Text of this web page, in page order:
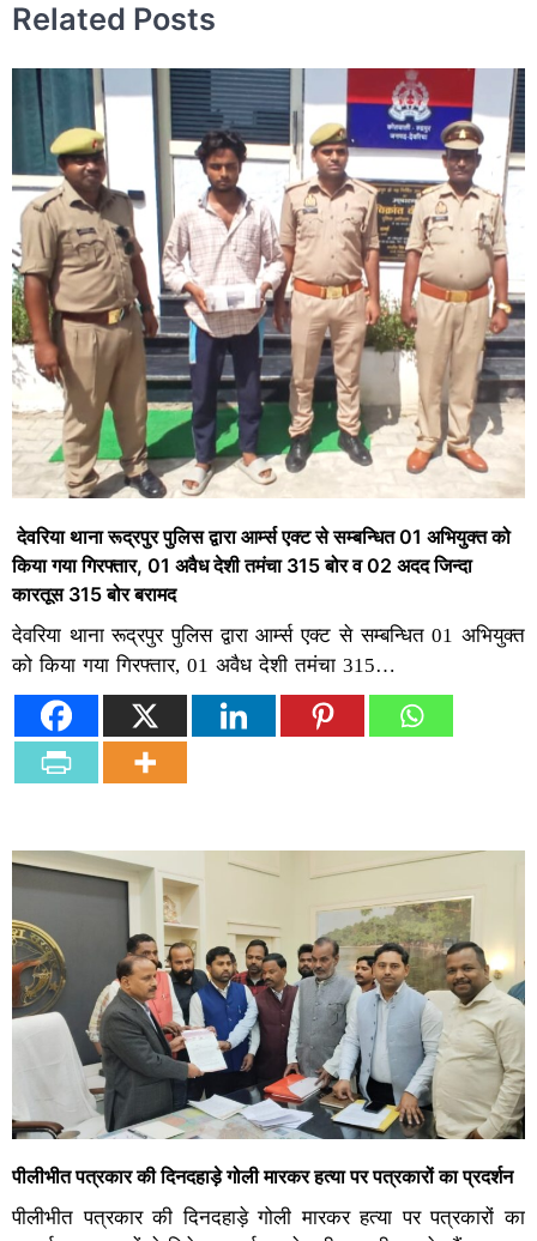
Related Posts
देवरिया थाना रूद्रपुर पुलिस द्वारा आर्म्स एक्ट से सम्बन्धित 01 अभियुक्त को
किया गया गिरफ्तार, 01 अवैध देशी तमंचा 315 बोर व 02 अदद जिन्दा
कारतूस 315 बोर बरामद
देवरिया थाना रूद्रपुर पुलिस द्वारा आर्म्स एक्ट से सम्बन्धित 01 अभियुक्त
को किया गया गिरफ्तार, 01 अवैध देशी तमंचा 315…
पीलीभीत पत्रकार की दिनदहाड़े गोली मारकर हत्या पर पत्रकारों का प्रदर्शन
पीलीभीत पत्रकार की दिनदहाड़े गोली मारकर हत्या पर पत्रकारों का